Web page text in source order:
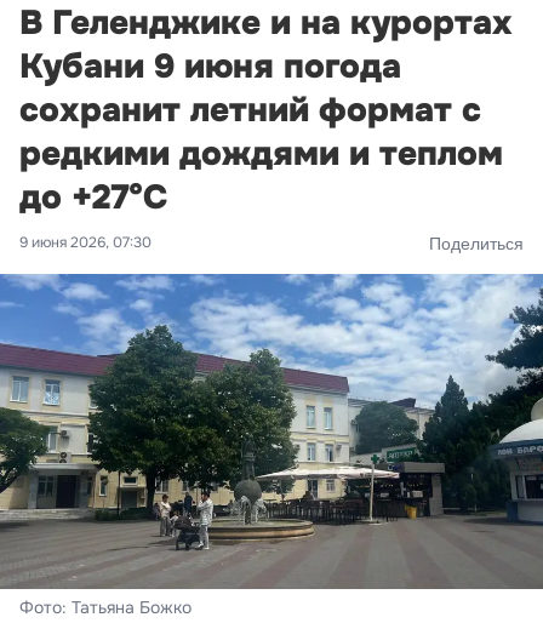
В Геленджике и на курортах
Кубани 9 июня погода
сохранит летний формат с
редкими дождями и теплом
до +27°С
9 июня 2026, 07:30 Поделиться
Фото: Татьяна Божко